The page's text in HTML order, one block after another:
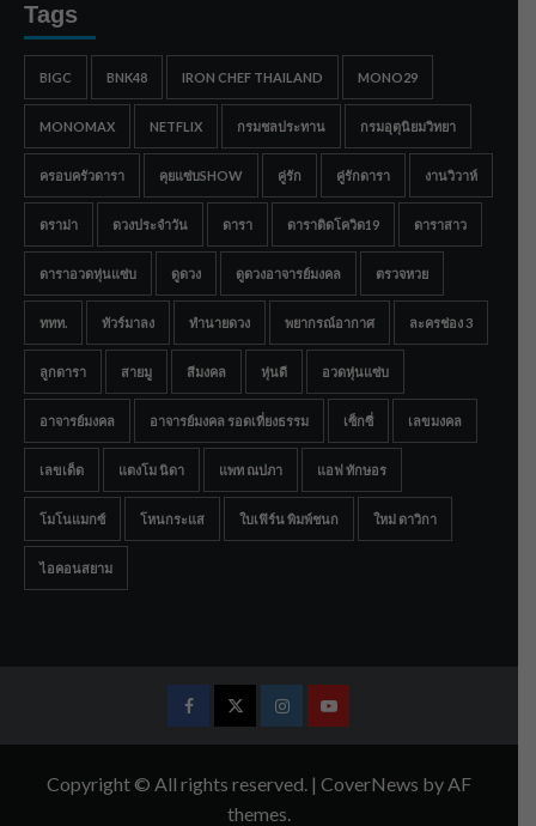
Tags
BIGC BNK48 IRON CHEF THAILAND MONO29
MONOMAX NETFLIX กรมชลประทาน กรมอุตุนิยมวิทยา
ครอบครัวดารา คุยแซ่บSHOW คู่รัก คู่รักดารา งานวิวาห์
ดราม่า ดวงประจำวัน ดารา ดาราติดโควิด19 ดาราสาว
ดาราอวดหุ่นแซ่บ ดูดวง ดูดวงอาจารย์มงคล ตรวจหวย
ททท. ทัวร์มาลง ทำนายดวง พยากรณ์อากาศ ละครช่อง 3
ลูกดารา สายมู สีมงคล หุ่นดี อวดหุ่นแซ่บ
อาจารย์มงคล อาจารย์มงคล รอดเที่ยงธรรม เซ็กซี่ เลขมงคล
เลขเด็ด แตงโม นิดา แพท ณปภา แอฟ ทักษอร
โมโนแมกซ์ โหนกระแส ใบเฟิร์น พิมพ์ชนก ใหม่ ดาวิกา
ไอคอนสยาม
FacebookTwitterInstagramYoutube
Copyright © All rights reserved. | CoverNews by AF
themes.